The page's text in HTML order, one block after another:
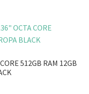
512GB RAM 12GB